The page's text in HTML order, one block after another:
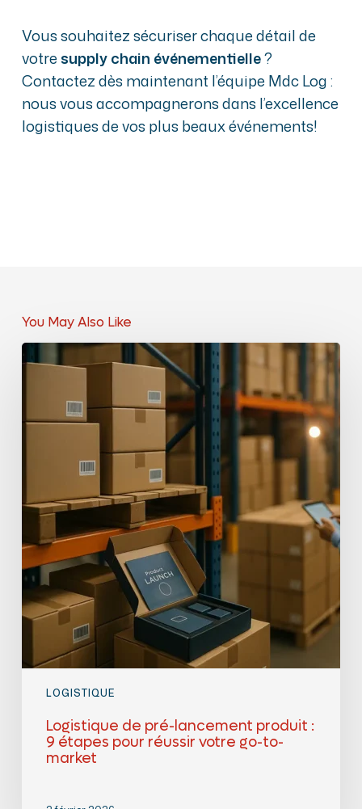
Vous souhaitez sécuriser chaque détail de
votresupply chain événementielle?
Contactez dès maintenant l’équipe Mdc Log :
nous vous accompagnerons dans l’excellence
logistiques de vos plus beaux événements!
You May Also Like
LOGISTIQUE
Logistique
de
go-
to-
Logistique de pré-lancement produit :
9 étapes pour réussir votre go-to-
market